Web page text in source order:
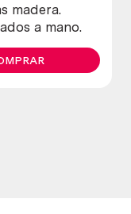
madera.
a mano.